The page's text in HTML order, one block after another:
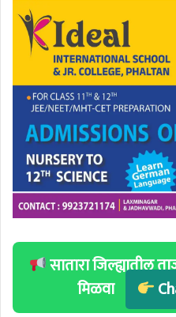
सातारा जिल्ह्यातील
मिळवा